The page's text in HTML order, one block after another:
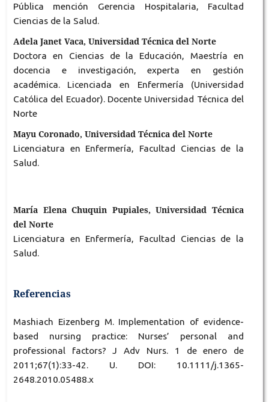
Pública mención Gerencia Hospitalaria, Facultad
Ciencias de la Salud.
Adela Janet Vaca, Universidad Técnica del Norte
Doctora en Ciencias de la Educación, Maestría en
docencia e investigación, experta en gestión
académica. Licenciada en Enfermería (Universidad
Católica del Ecuador). Docente Universidad Técnica del
Norte
Mayu Coronado, Universidad Técnica del Norte
Licenciatura en Enfermería, Facultad Ciencias de la
Salud.
María Elena Chuquin Pupiales, Universidad Técnica
del Norte
Licenciatura en Enfermería, Facultad Ciencias de la
Salud.
Referencias
Mashiach Eizenberg M. Implementation of evidence-
based nursing practice: Nurses’ personal and
professional factors? J Adv Nurs. 1 de enero de
2011;67(1):33-42. U. DOI: 10.1111/j.1365-
2648.2010.05488.x